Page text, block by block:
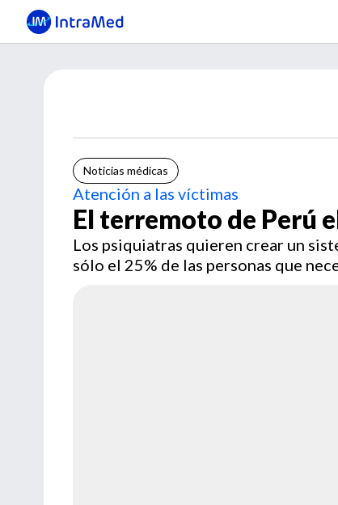
Noticias médicas
Atención a las víctimas
El terremoto de Perú
Los psiquiatras quieren crear un
sólo el 25% de las personas que